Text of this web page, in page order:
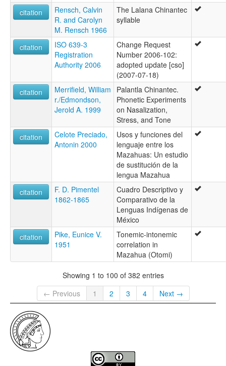
citation
Rensch, Calvin
R. and Carolyn
M. Rensch 1966
The Lalana Chinantec
syllable
citation
ISO 639-3
Registration
Authority 2006
Change Request
Number 2006-102:
adopted update [cso]
(2007-07-18)
citation
Merrifield, William
r./Edmondson,
Jerold A. 1999
Palantla Chinantec.
Phonetic Experiments
on Nasalization,
Stress, and Tone
citation
Celote Preciado,
Antonin 2000
Usos y funciones del
lenguaje entre los
Mazahuas: Un estudio
de sustitución de la
lengua Mazahua
citation
F. D. Pimentel
1862-1865
Cuadro Descriptivo y
Comparativo de la
Lenguas Indígenas de
México
citation
Pike, Eunice V.
1951
Tonemic-intonemic
correlation in
Mazahua (Otomi)
Showing 1 to 100 of 382 entries
← Previous
1 2 3 4 Next →